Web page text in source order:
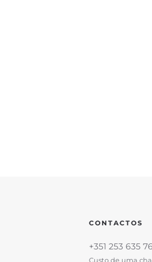
CONTACTOS
+351 253 635
Custo de uma